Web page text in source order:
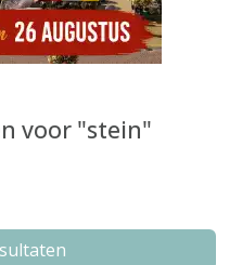
voor "stein"